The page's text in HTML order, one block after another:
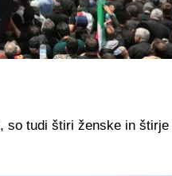
so tudi štiri ženske in štirje